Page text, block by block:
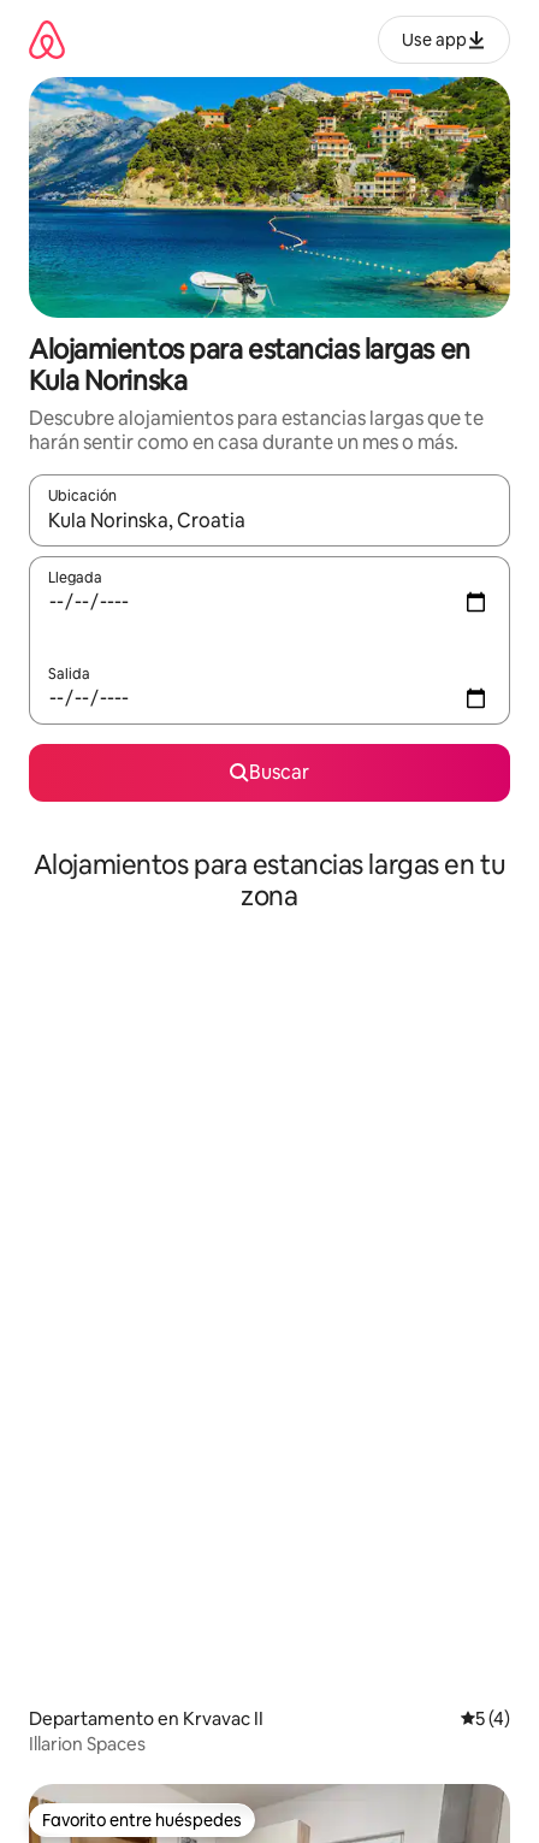
contenido
Use app
Alojamientos para estancias largas en
Kula Norinska
Descubre alojamientos para estancias largas que te
harán sentir como en casa durante un mes o más.
Ubicación
Cuando los resultados estén disponibles, podrás navegar
Llegada
Salida
Buscar
Alojamientos para estancias largas en tu
zona
Departamento en Krvavac II
5 (4)
Illarion Spaces
Favorito entre huéspedes
Favorito entre huéspedes